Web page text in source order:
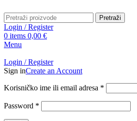
Pretraži
Login / Register
0 items 0,00 €
Menu
Login / Register
Sign inCreate an Account
Korisničko ime ili email adresa *
Password *